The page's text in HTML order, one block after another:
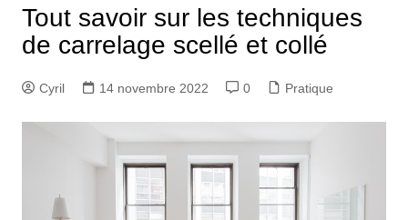
Tout savoir sur les techniques
de carrelage scellé et collé
Cyril 14 novembre 2022 0 Pratique